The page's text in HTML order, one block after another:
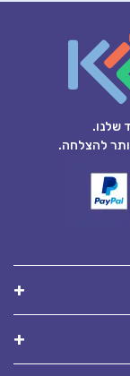
שלנו.
להצלחה.